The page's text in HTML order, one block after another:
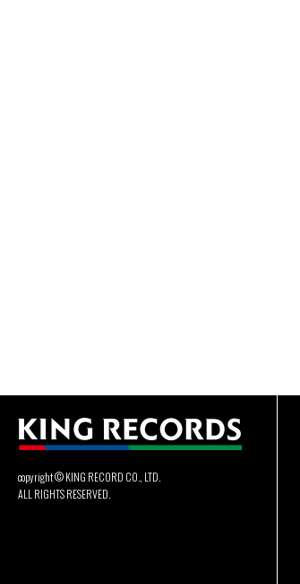
copyright © KING RECORD CO., LTD.
ALL RIGHTS RESERVED.